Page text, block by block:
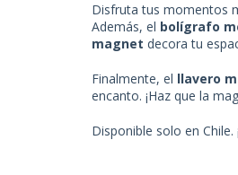
Disfruta tus momentos
Además, el bolígrafo
magnet decora tu
Finalmente, el llavero
encanto. ¡Haz que la
Disponible solo en